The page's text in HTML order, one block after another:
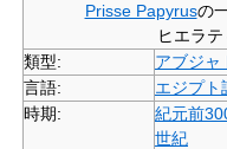
Prisse Papyrusの
ヒエラ
類型:
アブジャ
言語:
エジプト
時期:
紀元前
世紀